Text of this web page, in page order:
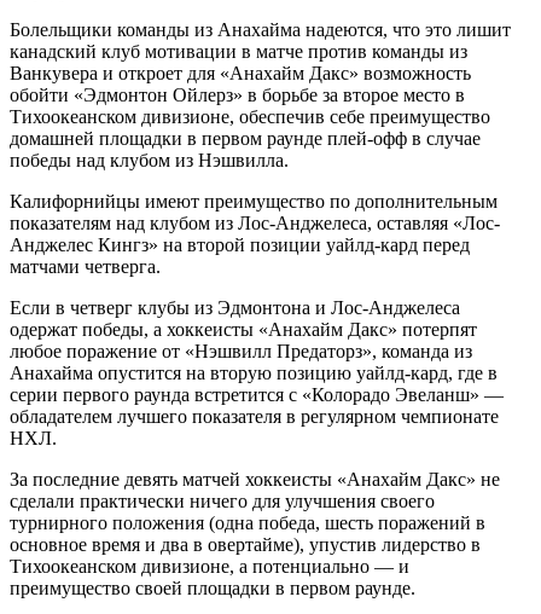
Болельщики команды из Анахайма надеются, что это лишит
канадский клуб мотивации в матче против команды из
Ванкувера и откроет для «Анахайм Дакс» возможность
обойти «Эдмонтон Ойлерз» в борьбе за второе место в
Тихоокеанском дивизионе, обеспечив себе преимущество
домашней площадки в первом раунде плей-офф в случае
победы над клубом из Нэшвилла.
Калифорнийцы имеют преимущество по дополнительным
показателям над клубом из Лос-Анджелеса, оставляя «Лос-
Анджелес Кингз» на второй позиции уайлд-кард перед
матчами четверга.
Если в четверг клубы из Эдмонтона и Лос-Анджелеса
одержат победы, а хоккеисты «Анахайм Дакс» потерпят
любое поражение от «Нэшвилл Предаторз», команда из
Анахайма опустится на вторую позицию уайлд-кард, где в
серии первого раунда встретится с «Колорадо Эвеланш» —
обладателем лучшего показателя в регулярном чемпионате
НХЛ.
За последние девять матчей хоккеисты «Анахайм Дакс» не
сделали практически ничего для улучшения своего
турнирного положения (одна победа, шесть поражений в
основное время и два в овертайме), упустив лидерство в
Тихоокеанском дивизионе, а потенциально — и
преимущество своей площадки в первом раунде.